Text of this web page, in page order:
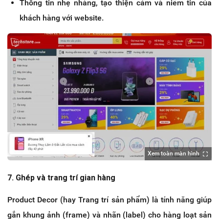
Thông tin nhẹ nhàng, tạo thiện cảm và niềm tin của
khách hàng với website.
Xem toàn màn hình
7. Ghép và trang trí gian hàng
Product Decor (hay Trang trí sản phẩm) là tính năng giúp
gắn khung ảnh (frame) và nhãn (label) cho hàng loạt sản